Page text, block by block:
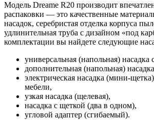
Модель Dreame R20 производит
распаковки — это качественные
насадок, серебристая отделка корпуса
удлинительная труба с дизайном «под
комплектации вы найдете следующие
универсальная (напольная) насадка
дополнительная (напольная)
электрическая насадка (мини-
мебели,
узкая насадка (щелевая),
насадка с щеткой (два в одном),
угловой адаптер (сгибаемый).